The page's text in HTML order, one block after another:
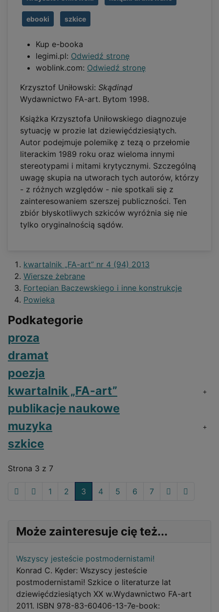
ebooki szkice
Kup e-booka
legimi.pl: Odwiedź stronę
woblink.com: Odwiedź stronę
Krzysztof Uniłowski: Skądinąd
Wydawnictwo FA-art. Bytom 1998.
Książka Krzysztofa Uniłowskiego diagnozuje
sytuację w prozie lat dziewięćdziesiątych.
Autor podejmuje polemikę z tezą o przełomie
literackim 1989 roku oraz wieloma innymi
stereotypami i mitami krytycznymi. Szczególną
uwagę skupia na utworach tych autorów, którzy
- z różnych względów - nie spotkali się z
zainteresowaniem szerszej publiczności. Ten
zbiór błyskotliwych szkiców wyróżnia się nie
tylko oryginalnością sądów.
kwartalnik „FA-art” nr 4 (94) 2013
Wiersze żebrane
Fortepian Baczewskiego i inne konstrukcje
Powieka
Podkategorie
proza
dramat
poezja
kwartalnik „FA-art”
publikacje naukowe
muzyka
szkice
Strona 3 z 7
1 2 3 4 5 6 7
Może zainteresuje cię też...
Wszyscy jesteście postmodernistami!
Konrad C. Kęder: Wszyscy jesteście
postmodernistami! Szkice o literaturze lat
dziewięćdziesiątych XX w.Wydawnictwo FA-art
2011. ISBN 978-83-60406-13-7​e-book: